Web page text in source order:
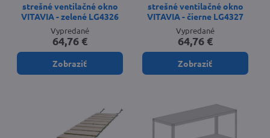
strešné ventilačné okno
VITAVIA - zelené LG4326
Vypredané
64,76 €
Zobraziť
strešné ventilačné okno
VITAVIA - čierne LG4327
Vypredané
64,76 €
Zobraziť